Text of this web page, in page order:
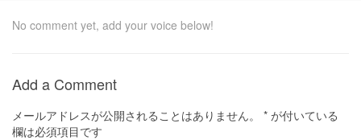
No comment yet, add your voice below!
Add a Comment
メールアドレスが公開されることはありません。 * が付いている
欄は必須項目です